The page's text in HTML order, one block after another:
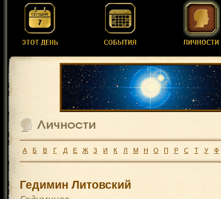
А Б В Г Д Е Ж З И К Л М Н О П Р С Т У Ф
Гедимин Литовский